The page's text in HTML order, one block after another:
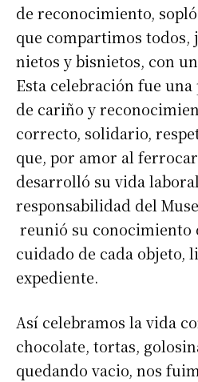
de reconocimiento,
que compartimos todos,
nietos y bisnietos, con
Esta celebración fue
de cariño y
correcto, solidario,
que, por amor al
desarrolló su vida
responsabilidad del
reunió su conocimiento
cuidado de cada objeto,
expediente.
Así celebramos la vida
chocolate, tortas,
quedando vacio, nos